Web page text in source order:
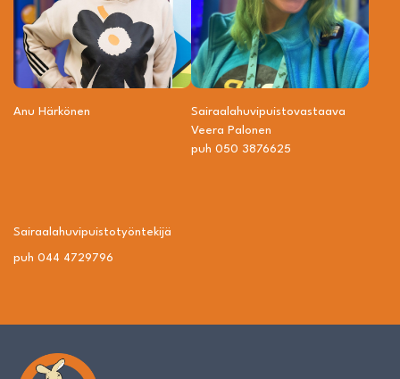
Anu Härkönen
Sairaalahuvipuisto­vastaava
Veera Palonen
puh 050 3876625
Sairaalahuvipuisto­työntekijä
puh 044 4729796